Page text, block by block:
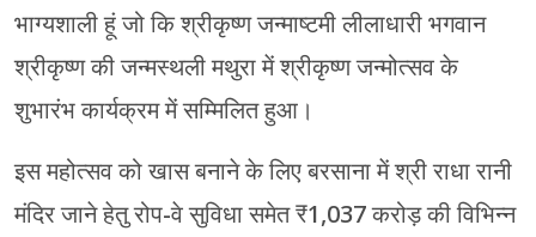
भाग्यशाली हूं जो कि श्रीकृष्ण जन्माष्टमी लीलाधारी भगवान
श्रीकृष्ण की जन्मस्थली मथुरा में श्रीकृष्ण जन्मोत्सव के
शुभारंभ कार्यक्रम में सम्मिलित हुआ।
इस महोत्सव को खास बनाने के लिए बरसाना में श्री राधा रानी
मंदिर जाने हेतु रोप-वे सुविधा समेत ₹1,037 करोड़ की विभिन्न